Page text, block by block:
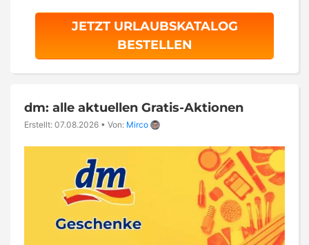
JETZT URLAUBSKATALOG
BESTELLEN
dm: alle aktuellen Gratis-Aktionen
Erstellt: 07.08.2026 • Von: Mirco